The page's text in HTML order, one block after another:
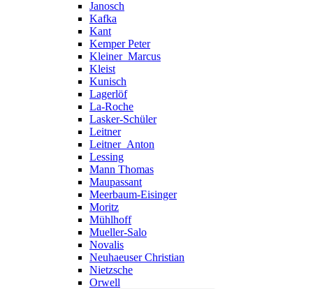
Janosch
Kafka
Kant
Kemper Peter
Kleiner_Marcus
Kleist
Kunisch
Lagerlöf
La-Roche
Lasker-Schüler
Leitner
Leitner_Anton
Lessing
Mann Thomas
Maupassant
Meerbaum-Eisinger
Moritz
Mühlhoff
Mueller-Salo
Novalis
Neuhaeuser Christian
Nietzsche
Orwell